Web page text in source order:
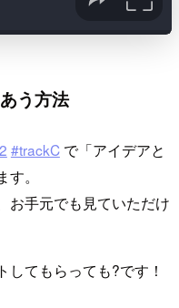
う方法
#trackCで「アイデアと
。
お手元でも見ていただけ
してもらっても?です！